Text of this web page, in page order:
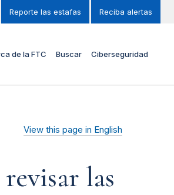
Reporte las estafas Reciba alertas
de la FTC Buscar Ciberseguridad
View this page in English
las